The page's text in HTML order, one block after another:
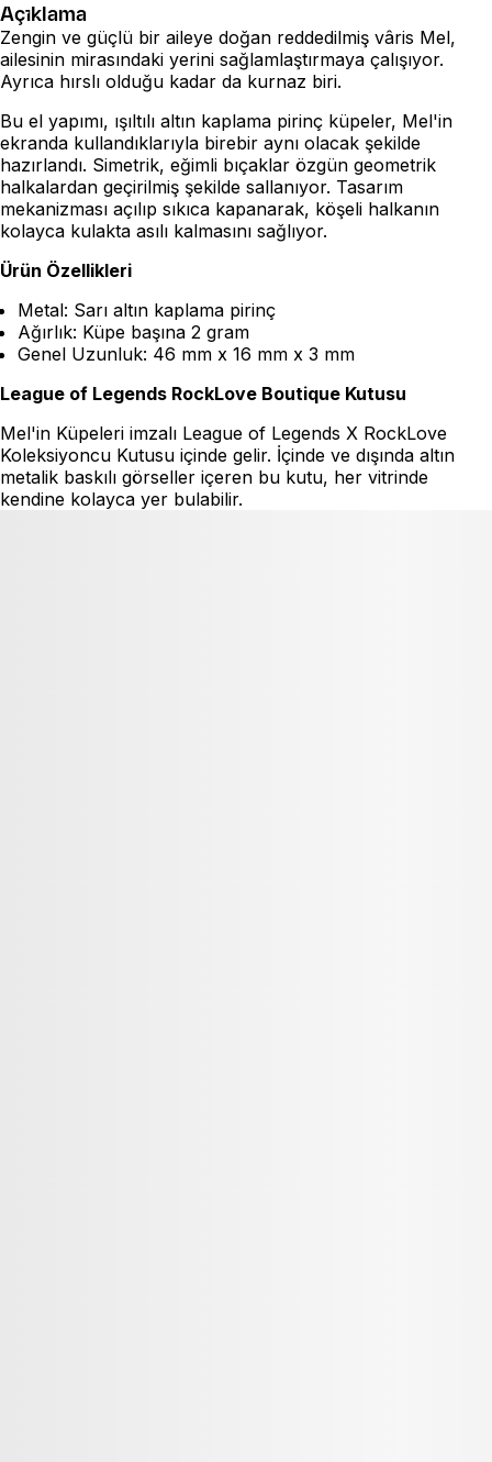
Açıklama
Zengin ve güçlü bir aileye doğan reddedilmiş vâris Mel,
ailesinin mirasındaki yerini sağlamlaştırmaya çalışıyor.
Ayrıca hırslı olduğu kadar da kurnaz biri.
Bu el yapımı, ışıltılı altın kaplama pirinç küpeler, Mel'in
ekranda kullandıklarıyla birebir aynı olacak şekilde
hazırlandı. Simetrik, eğimli bıçaklar özgün geometrik
halkalardan geçirilmiş şekilde sallanıyor. Tasarım
mekanizması açılıp sıkıca kapanarak, köşeli halkanın
kolayca kulakta asılı kalmasını sağlıyor.
Ürün Özellikleri
Metal: Sarı altın kaplama pirinç
Ağırlık: Küpe başına 2 gram
Genel Uzunluk: 46 mm x 16 mm x 3 mm
League of Legends RockLove Boutique Kutusu
Mel'in Küpeleri imzalı League of Legends X RockLove
Koleksiyoncu Kutusu içinde gelir. İçinde ve dışında altın
metalik baskılı görseller içeren bu kutu, her vitrinde
kendine kolayca yer bulabilir.